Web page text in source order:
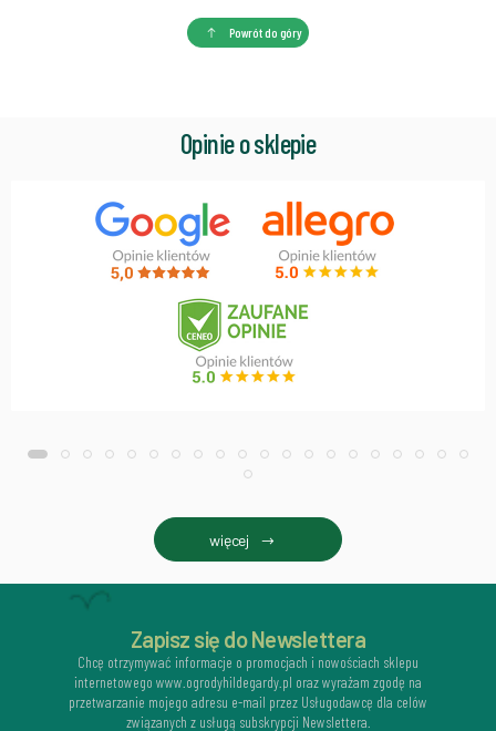
Powrót do góry
Opinie o sklepie
więcej
Zapisz się do Newslettera
Chcę otrzymywać informacje o promocjach i nowościach sklepu
internetowego www.ogrodyhildegardy.pl oraz wyrażam zgodę na
przetwarzanie mojego adresu e-mail przez Usługodawcę dla celów
związanych z usługą subskrypcji Newslettera.